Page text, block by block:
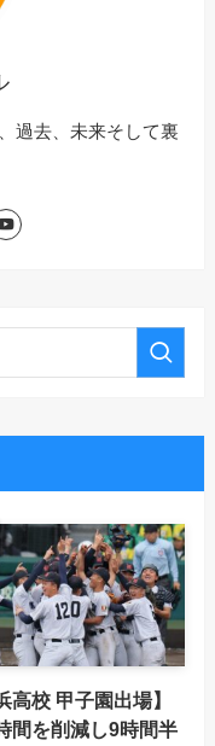
過去、未来そして裏
高校 甲子園出場】
間を削減し9時間半